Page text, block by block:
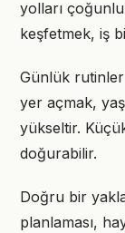
yolları
keşfetmek, iş
Günlük
yer açmak,
yükseltir.
doğurabilir.
Doğru bir
planlaması,